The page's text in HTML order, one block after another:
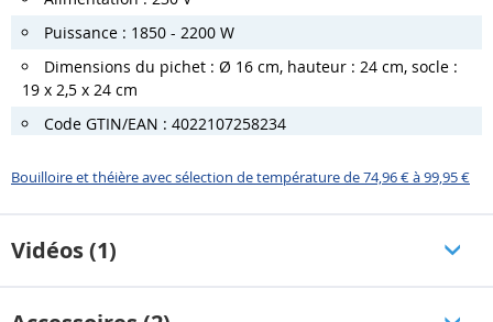
Puissance : 1850 - 2200 W
Dimensions du pichet : Ø 16 cm, hauteur : 24 cm, socle :
19 x 2,5 x 24 cm
Code GTIN/EAN : 4022107258234
Bouilloire et théière avec sélection de température de 74,96 € à 99,95 €
Vidéos (1)